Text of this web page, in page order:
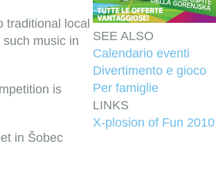
traditional local
music in
is
in Šobec
SEE ALSO
Calendario eventi
Divertimento e gioco
Per famiglie
LINKS
X-plosion of Fun 2010